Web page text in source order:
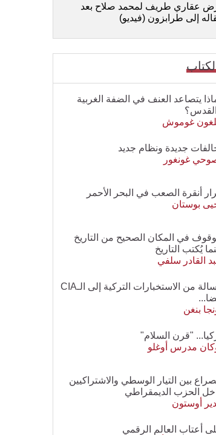
عقاري طريف لمحمد صلاح بعد
إلى طرابزون (فيديو)
يتصاعد العنف في الضفة الغربية
غوموش
جديدة ونظام جديد
غونغور
أنقرة الصعب في البحر الأحمر
بوستان
في المكان الصحيح من التاريخ
يُكتب التاريخ
القادر سلفي
رسالة من الاستخبارات التركية إلى الـCIA
بنغن
"قرن السلام"
مدرس أوغلو
بين التيار الوسطي والاشتراكيين
الحزب الديمقراطي
أوستون
أعتاب العالم الرقمي